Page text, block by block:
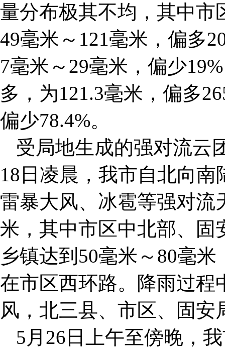
量分布极其不均，其中市
49毫米～121毫米，偏多
7毫米～29毫米，偏少
多，为121.3毫米，偏多
偏少78.4%。
受局地生成的强对流云
18日凌晨，我市自北向
雷暴大风、冰雹等强对流
米，其中市区中北部、固
乡镇达到50毫米～80毫
在市区西环路。降雨过程
风，北三县、市区、固安
5月26日上午至傍晚，